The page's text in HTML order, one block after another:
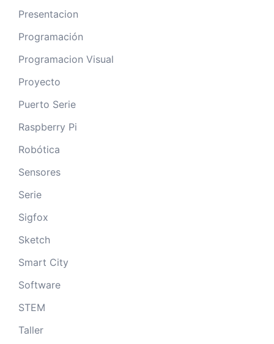
Presentacion
Programación
Programacion Visual
Proyecto
Puerto Serie
Raspberry Pi
Robótica
Sensores
Serie
Sigfox
Sketch
Smart City
Software
STEM
Taller